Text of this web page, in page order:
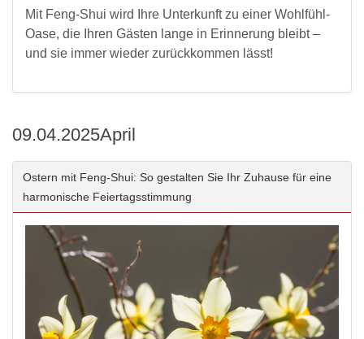
Mit Feng-Shui wird Ihre Unterkunft zu einer Wohlfühl-
Oase, die Ihren Gästen lange in Erinnerung bleibt –
und sie immer wieder zurückkommen lässt!
09.04.2025April
Ostern mit Feng-Shui: So gestalten Sie Ihr Zuhause für eine
harmonische Feiertagsstimmung